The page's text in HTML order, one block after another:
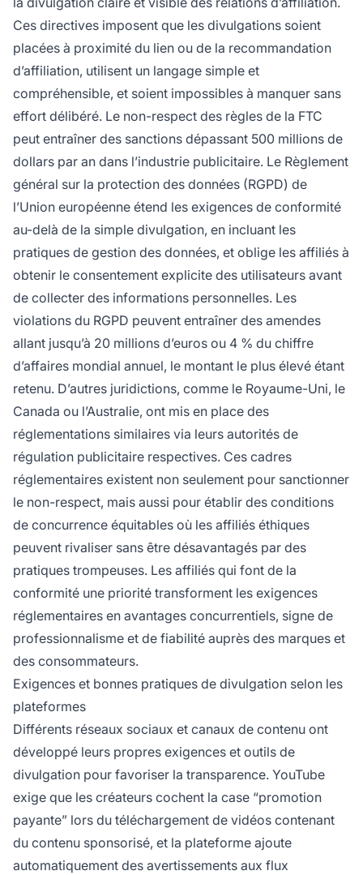
Ces directives imposent que les divulgations soient
placées à proximité du lien ou de la recommandation
d’affiliation, utilisent un langage simple et
compréhensible, et soient impossibles à manquer sans
effort délibéré. Le non-respect des règles de la FTC
peut entraîner des sanctions dépassant 500 millions de
dollars par an dans l’industrie publicitaire. Le Règlement
général sur la protection des données (RGPD) de
l’Union européenne étend les exigences de conformité
au-delà de la simple divulgation, en incluant les
pratiques de gestion des données, et oblige les affiliés à
obtenir le consentement explicite des utilisateurs avant
de collecter des informations personnelles. Les
violations du RGPD peuvent entraîner des amendes
allant jusqu’à 20 millions d’euros ou 4 % du chiffre
d’affaires mondial annuel, le montant le plus élevé étant
retenu. D’autres juridictions, comme le Royaume-Uni, le
Canada ou l’Australie, ont mis en place des
réglementations similaires via leurs autorités de
régulation publicitaire respectives. Ces cadres
réglementaires existent non seulement pour sanctionner
le non-respect, mais aussi pour établir des conditions
de concurrence équitables où les affiliés éthiques
peuvent rivaliser sans être désavantagés par des
pratiques trompeuses. Les affiliés qui font de la
conformité une priorité transforment les exigences
réglementaires en avantages concurrentiels, signe de
professionnalisme et de fiabilité auprès des marques et
des consommateurs.
Exigences et bonnes pratiques de divulgation selon les
plateformes
Différents réseaux sociaux et canaux de contenu ont
développé leurs propres exigences et outils de
divulgation pour favoriser la transparence. YouTube
exige que les créateurs cochent la case “promotion
payante” lors du téléchargement de vidéos contenant
du contenu sponsorisé, et la plateforme ajoute
automatiquement des avertissements aux flux